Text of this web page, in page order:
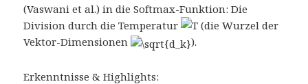
(Vaswani et al.) in die Softmax-Funktion: Die
Division durch die Temperatur
(die Wurzel der
Vektor-Dimensionen
).
Erkenntnisse & Highlights: